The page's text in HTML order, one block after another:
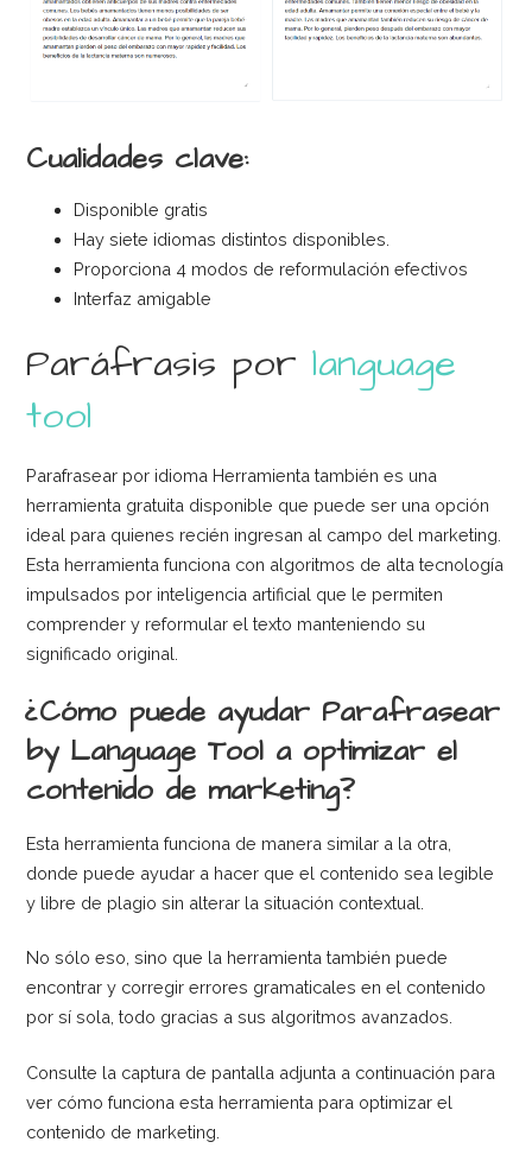
Cualidades clave:
Disponible gratis
Hay siete idiomas distintos disponibles.
Proporciona 4 modos de reformulación efectivos
Interfaz amigable
Paráfrasis porlanguage
tool
Parafrasear por idioma Herramienta también es una
herramienta gratuita disponible que puede ser una opción
ideal para quienes recién ingresan al campo del marketing.
Esta herramienta funciona con algoritmos de alta tecnología
impulsados por inteligencia artificial que le permiten
comprender y reformular el texto manteniendo su
significado original.
¿Cómo puede ayudar Parafrasear
by Language Tool a optimizar el
contenido de marketing?
Esta herramienta funciona de manera similar a la otra,
donde puede ayudar a hacer que el contenido sea legible
y libre de plagio sin alterar la situación contextual.
No sólo eso, sino que la herramienta también puede
encontrar y corregir errores gramaticales en el contenido
por sí sola, todo gracias a sus algoritmos avanzados.
Consulte la captura de pantalla adjunta a continuación para
ver cómo funciona esta herramienta para optimizar el
contenido de marketing.